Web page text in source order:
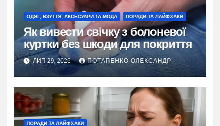
ОДЯГ, ВЗУТТЯ, АКСЕСУАРИ ТА МОДА ПОРАДИ ТА ЛАЙФХАКИ
Як вивести свічку з болоневої
куртки без шкоди для покриття
ЛИП 29, 2026 ПОТАПЕНКО ОЛЕКСАНДР
ПОРАДИ ТА ЛАЙФХАКИ